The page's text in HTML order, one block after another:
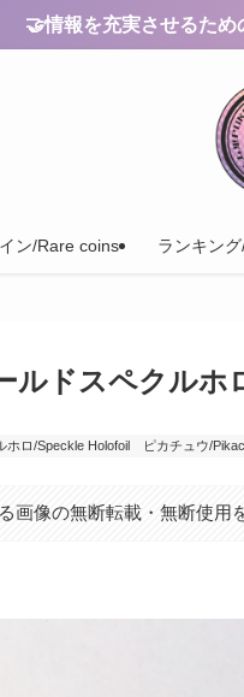
🤝情報を充実させるた
ン/Rare coins ランキン
ルドスペクル
ホロ/Speckle Holofoil ピカチュウ/
画像の無断転載・無断使用